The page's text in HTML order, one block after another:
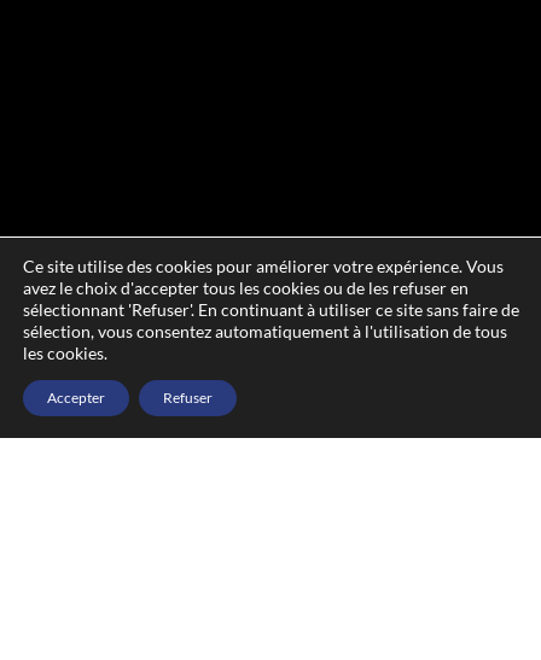
Ce site utilise des cookies pour améliorer votre expérience. Vous
avez le choix d'accepter tous les cookies ou de les refuser en
sélectionnant 'Refuser'. En continuant à utiliser ce site sans faire de
sélection, vous consentez automatiquement à l'utilisation de tous
les cookies.
Accepter Refuser